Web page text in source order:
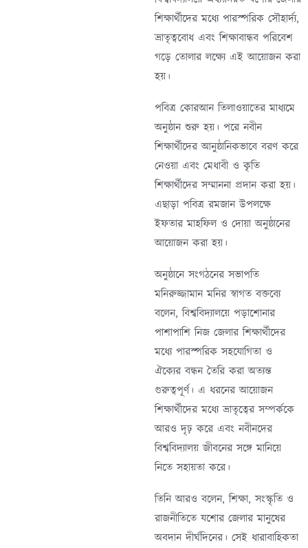
শিক্ষার্থীদের মধ্যে পারস্পরিক সৌহার্দ্য,
ভ্রাতৃত্ববোধ এবং শিক্ষাবান্ধব পরিবেশ
গড়ে তোলার লক্ষ্যে এই আয়োজন করা
হয়।
পবিত্র কোরআন তিলাওয়াতের মাধ্যমে
অনুষ্ঠান শুরু হয়। পরে নবীন
শিক্ষার্থীদের আনুষ্ঠানিকভাবে বরণ করে
নেওয়া এবং মেধাবী ও কৃতি
শিক্ষার্থীদের সম্মাননা প্রদান করা হয়।
এছাড়া পবিত্র রমজান উপলক্ষে
ইফতার মাহফিল ও দোয়া অনুষ্ঠানের
আয়োজন করা হয়।
অনুষ্ঠানে সংগঠনের সভাপতি
মনিরুজ্জামান মনির স্বাগত বক্তব্যে
বলেন, বিশ্ববিদ্যালয়ে পড়াশোনার
পাশাপাশি নিজ জেলার শিক্ষার্থীদের
মধ্যে পারস্পরিক সহযোগিতা ও
ঐক্যের বন্ধন তৈরি করা অত্যন্ত
গুরুত্বপূর্ণ। এ ধরনের আয়োজন
শিক্ষার্থীদের মধ্যে ভ্রাতৃত্বের সম্পর্ককে
আরও দৃঢ় করে এবং নবীনদের
বিশ্ববিদ্যালয় জীবনের সঙ্গে মানিয়ে
নিতে সহায়তা করে।
তিনি আরও বলেন, শিক্ষা, সংস্কৃতি ও
রাজনীতিতে যশোর জেলার মানুষের
অবদান দীর্ঘদিনের। সেই ধারাবাহিকতা